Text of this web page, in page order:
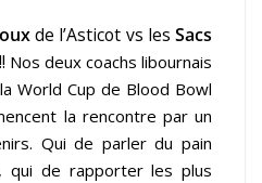
de l’Asticot vs les Sacs
Nos deux coachs libournais
World Cup de Blood Bowl
la rencontre par un
Qui de parler du pain
qui de rapporter les plus